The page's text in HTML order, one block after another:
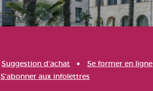
Suggestion d'achat
Se former en ligne
S'abonner aux infolettres